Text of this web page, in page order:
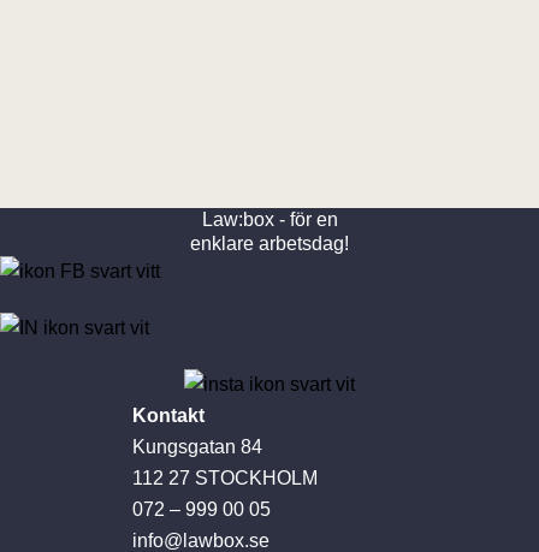
Law:box - för en
enklare arbetsdag!
Kontakt
Kungsgatan 84
112 27 STOCKHOLM
072 – 999 00 05
info@lawbox.se